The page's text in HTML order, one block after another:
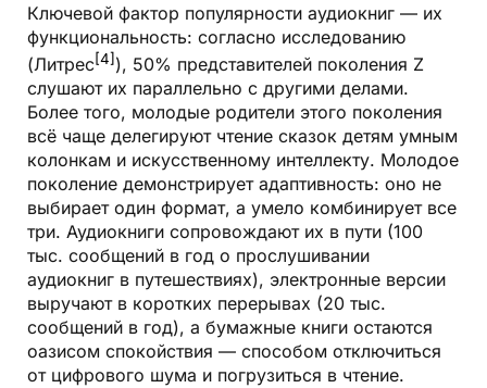
Ключевой фактор популярности аудиокниг — их
функциональность: согласно исследованию
(Литрес[4]), 50% представителей поколения Z
слушают их параллельно с другими делами.
Более того, молодые родители этого поколения
всё чаще делегируют чтение сказок детям умным
колонкам и искусственному интеллекту. Молодое
поколение демонстрирует адаптивность: оно не
выбирает один формат, а умело комбинирует все
три. Аудиокниги сопровождают их в пути (100
тыс. сообщений в год о прослушивании
аудиокниг в путешествиях), электронные версии
выручают в коротких перерывах (20 тыс.
сообщений в год), а бумажные книги остаются
оазисом спокойствия — способом отключиться
от цифрового шума и погрузиться в чтение.